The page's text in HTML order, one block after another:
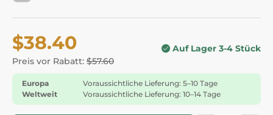
$38.40
Preis vor Rabatt: $57.60
Auf Lager 3-4 Stück
Europa
Voraussichtliche Lieferung: 5–10 Tage
Weltweit
Voraussichtliche Lieferung: 10–14 Tage